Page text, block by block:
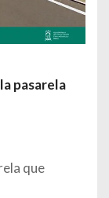
pasarela
que